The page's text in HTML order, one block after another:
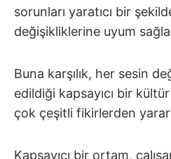
sorunları yaratıcı bir
değişikliklerine uyum
Buna karşılık, her sesin
edildiği kapsayıcı bir
çok çeşitli fikirlerden
Kapsayıcı bir ortam,